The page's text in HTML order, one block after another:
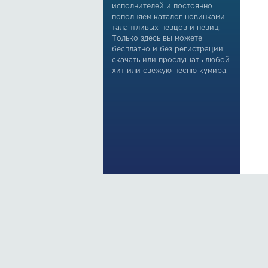
исполнителей и постоянно
пополняем каталог новинками
талантливых певцов и певиц.
Только здесь вы можете
бесплатно и без регистрации
скачать или прослушать любой
хит или свежую песню кумира.